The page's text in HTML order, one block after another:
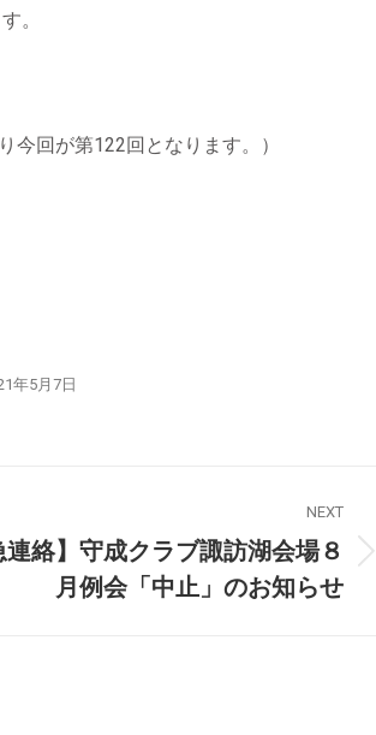
。
回が第122回となります。）
年5月7日
NEXT
連絡】守成クラブ諏訪湖会場８
月例会「中止」のお知らせ